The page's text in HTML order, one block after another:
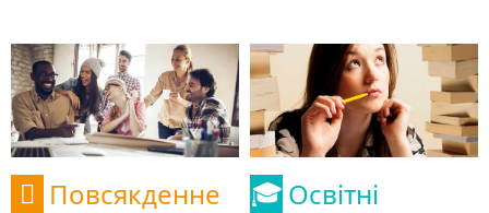

Повсякденне
🎓 Освітні